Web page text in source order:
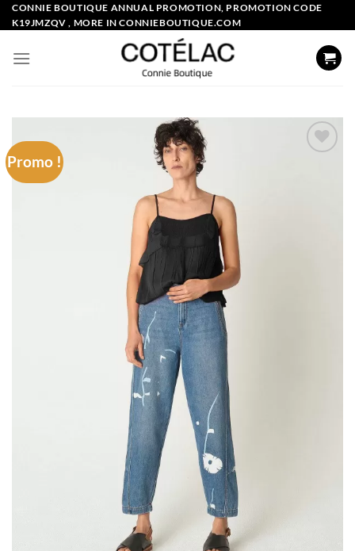
Skip
to
CONNIE BOUTIQUE ANNUAL PROMOTION, PROMOTION CODE
K19JMZQV , MORE IN CONNIEBOUTIQUE.COM
Promo !